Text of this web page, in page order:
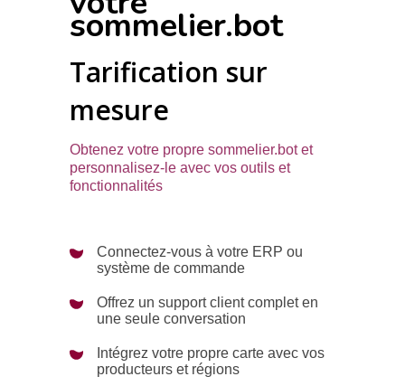
sommelier.bot
Tarification sur
mesure
Obtenez votre propre sommelier.bot et
personnalisez-le avec vos outils et
fonctionnalités
Connectez-vous à votre ERP ou
système de commande
Offrez un support client complet en
une seule conversation
Intégrez votre propre carte avec vos
producteurs et régions